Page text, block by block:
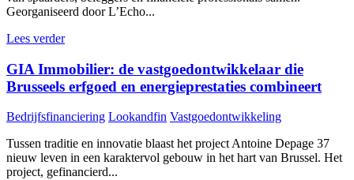
Georganiseerd door L’Echo...
Lees verder
GIA Immobilier: de vastgoedontwikkelaar die
Brusseels erfgoed en energieprestaties combineert
Bedrijfsfinanciering Lookandfin Vastgoedontwikkeling
Tussen traditie en innovatie blaast het project Antoine Depage 37
nieuw leven in een karaktervol gebouw in het hart van Brussel. Het
project, gefinancierd...